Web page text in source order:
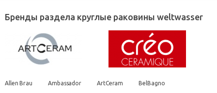
Бренды раздела круглые раковины weltwasser
Allen Brau Ambassador ArtCeram BelBagno